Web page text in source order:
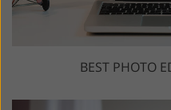
BEST PHOTO